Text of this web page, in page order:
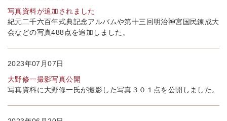
写真資料が追加されました
紀元二千六百年式典記念アルバムや第十三回明治神宮国民錬成大
会などの写真488点を追加しました。
2023年07月07日
大野修一撮影写真公開
写真資料に大野修一氏が撮影した写真３０１点を公開しました。